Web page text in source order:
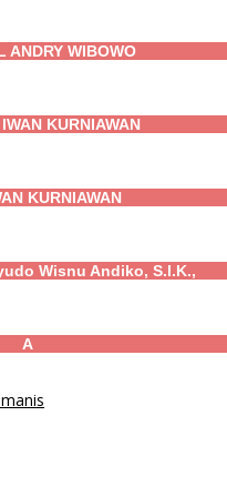
ANDRY WIBOWO
KURNIAWAN
KURNIAWAN
Wisnu Andiko, S.I.K.,
A